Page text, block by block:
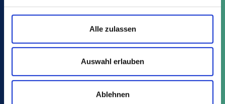
Alle zulassen
Auswahl erlauben
Ablehnen
Maximilian Sievert
+49 15118870396
AREA SALES MANAGER EASTERN